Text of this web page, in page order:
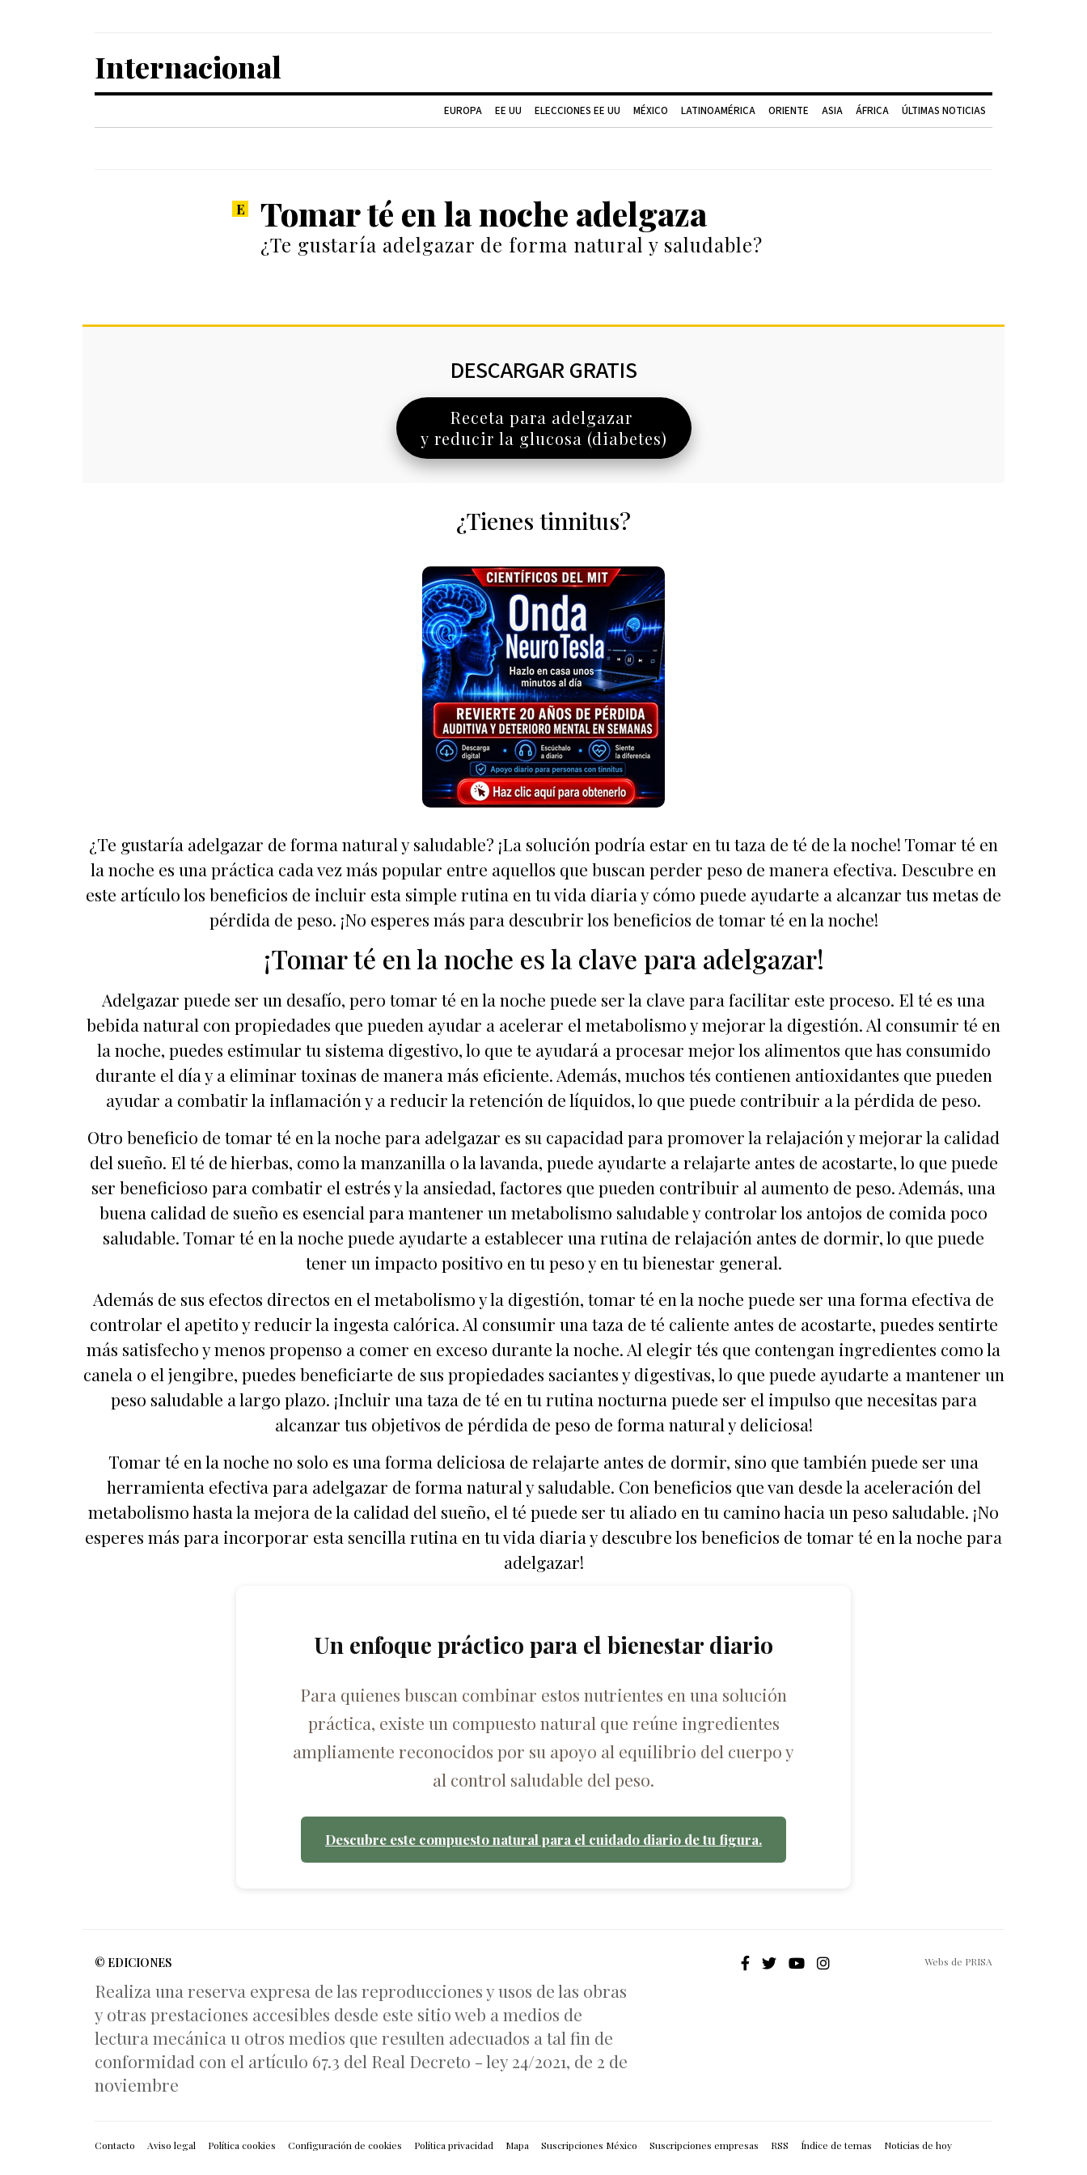
Internacional
EUROPA EE UU ELECCIONES EE UU MÉXICO LATINOAMÉRICA ORIENTE ASIA ÁFRICA ÚLTIMAS NOTICIAS
Tomar té en la noche adelgaza
¿Te gustaría adelgazar de forma natural y saludable?
DESCARGAR GRATIS
Receta para adelgazar
y reducir la glucosa (diabetes)
¿Tienes tinnitus?
¿Te gustaría adelgazar de forma natural y saludable? ¡La solución podría estar en tu taza de té de la noche! Tomar té en
la noche es una práctica cada vez más popular entre aquellos que buscan perder peso de manera efectiva. Descubre en
este artículo los beneficios de incluir esta simple rutina en tu vida diaria y cómo puede ayudarte a alcanzar tus metas de
pérdida de peso. ¡No esperes más para descubrir los beneficios de tomar té en la noche!
¡Tomar té en la noche es la clave para adelgazar!
Adelgazar puede ser un desafío, pero tomar té en la noche puede ser la clave para facilitar este proceso. El té es una
bebida natural con propiedades que pueden ayudar a acelerar el metabolismo y mejorar la digestión. Al consumir té en
la noche, puedes estimular tu sistema digestivo, lo que te ayudará a procesar mejor los alimentos que has consumido
durante el día y a eliminar toxinas de manera más eficiente. Además, muchos tés contienen antioxidantes que pueden
ayudar a combatir la inflamación y a reducir la retención de líquidos, lo que puede contribuir a la pérdida de peso.
Otro beneficio de tomar té en la noche para adelgazar es su capacidad para promover la relajación y mejorar la calidad
del sueño. El té de hierbas, como la manzanilla o la lavanda, puede ayudarte a relajarte antes de acostarte, lo que puede
ser beneficioso para combatir el estrés y la ansiedad, factores que pueden contribuir al aumento de peso. Además, una
buena calidad de sueño es esencial para mantener un metabolismo saludable y controlar los antojos de comida poco
saludable. Tomar té en la noche puede ayudarte a establecer una rutina de relajación antes de dormir, lo que puede
tener un impacto positivo en tu peso y en tu bienestar general.
Además de sus efectos directos en el metabolismo y la digestión, tomar té en la noche puede ser una forma efectiva de
controlar el apetito y reducir la ingesta calórica. Al consumir una taza de té caliente antes de acostarte, puedes sentirte
más satisfecho y menos propenso a comer en exceso durante la noche. Al elegir tés que contengan ingredientes como la
canela o el jengibre, puedes beneficiarte de sus propiedades saciantes y digestivas, lo que puede ayudarte a mantener un
peso saludable a largo plazo. ¡Incluir una taza de té en tu rutina nocturna puede ser el impulso que necesitas para
alcanzar tus objetivos de pérdida de peso de forma natural y deliciosa!
Tomar té en la noche no solo es una forma deliciosa de relajarte antes de dormir, sino que también puede ser una
herramienta efectiva para adelgazar de forma natural y saludable. Con beneficios que van desde la aceleración del
metabolismo hasta la mejora de la calidad del sueño, el té puede ser tu aliado en tu camino hacia un peso saludable. ¡No
esperes más para incorporar esta sencilla rutina en tu vida diaria y descubre los beneficios de tomar té en la noche para
adelgazar!
Un enfoque práctico para el bienestar diario
Para quienes buscan combinar estos nutrientes en una solución
práctica, existe un compuesto natural que reúne ingredientes
ampliamente reconocidos por su apoyo al equilibrio del cuerpo y
al control saludable del peso.
Descubre este compuesto natural para el cuidado diario de tu figura.
© EDICIONES
Realiza una reserva expresa de las reproducciones y usos de las obras
y otras prestaciones accesibles desde este sitio web a medios de
lectura mecánica u otros medios que resulten adecuados a tal fin de
conformidad con el artículo 67.3 del Real Decreto - ley 24/2021, de 2 de
noviembre
Webs de PRISA
Contacto Aviso legal Política cookies Configuración de cookies Política privacidad Mapa Suscripciones México Suscripciones empresas RSS Índice de temas Noticias de hoy